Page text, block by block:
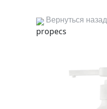
Вернуться назад